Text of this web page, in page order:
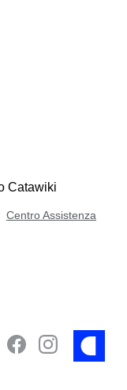
Catawiki
Centro Assistenza